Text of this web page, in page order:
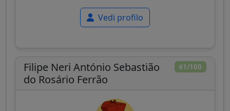
Vedi profilo
41/100
Filipe Neri António Sebastião
do Rosário Ferrão